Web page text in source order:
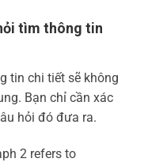
tìm thông tin
tin chi tiết sẽ không
Bạn chỉ cần xác
hỏi đó đưa ra.
2 refers to